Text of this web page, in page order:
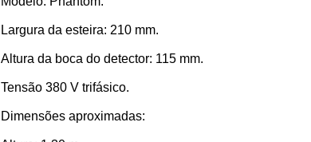
Alarme ou sinalização: Se o
emite um alarme, sinalizando a
Largura da esteira: 210 mm.
Altura da boca do detector: 115 mm.
Tensão 380 V trifásico.
Dimensões aproximadas: